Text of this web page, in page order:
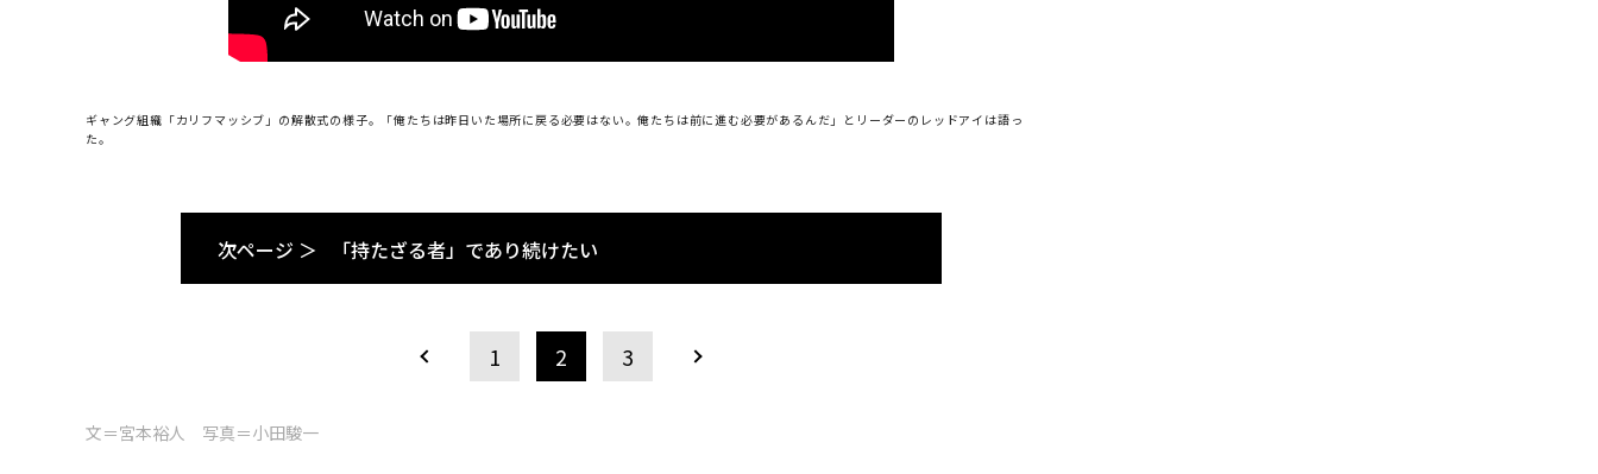
ギャング組織「カリフマッシブ」の解散式の様子。「俺たちは昨日いた場所に戻る必要はない。俺たちは前に進む必要があるんだ」とリーダーのレッドアイは語っ
た。
次ページ ＞ 「持たざる者」であり続けたい
1 2 3
文＝宮本裕人 写真＝小田駿一